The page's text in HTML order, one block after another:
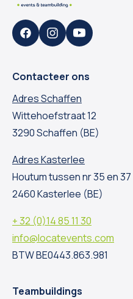
FacebookInstagramYouTube
Contacteer ons
Adres Schaffen
Wittehoefstraat 12
3290 Schaffen (BE)
Adres Kasterlee
Houtum tussen nr 35 en 37
2460 Kasterlee (BE)
+ 32 (0)14 85 11 30
info@locatevents.com
BTW BE0443.863.981
Teambuildings